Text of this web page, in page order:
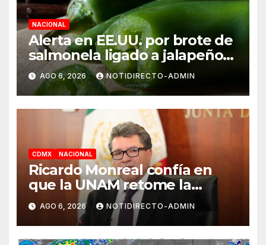
NACIONAL
Alerta en EE.UU. por brote de
salmonela ligado a jalapeños
mexicanos; reportan 345
casos
AGO 6, 2026 NOTIDIRECTO-ADMIN
CDMX NACIONAL
Ricardo Monreal confía en
que la UNAM retome la
normalidad e inicie el
semestre mediante el diálogo
AGO 6, 2026 NOTIDIRECTO-ADMIN